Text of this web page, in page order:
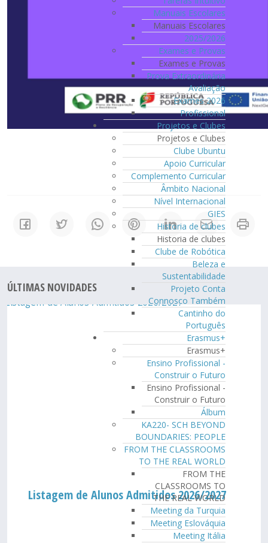
Manuais Escolares
Manuais Escolares
2025/2026
Exames e Provas
Exames e Provas
Prova Extraordinária
Avaliação
Exames 2026
Profissional
Projetos e Clubes
Projetos e Clubes
Clube Ubuntu
Apoio Curricular
Complemento Curricular
Âmbito Nacional
Nível Internacional
GIES
Historia de clubes
Historia de clubes
Clube de Robótica
Beleza e
Sustentabilidade
Projeto Conta
Connosco Também
Cantinho do
Português
Erasmus+
Erasmus+
Ensino Profissional -
Construir o Futuro
Ensino Profissional -
Construir o Futuro
Álbum
KA220- SCH BEYOND
BOUNDARIES: PEOPLE
FROM THE CLASSROOMS
TO THE REAL WORLD
FROM THE
CLASSROOMS TO
THE REAL WORLD
Meeting da Turquia
Meeting Eslováquia
Meeting Itália
ÚLTIMAS NOVIDADES
Listagem de Alunos Admitidos 2026/2027